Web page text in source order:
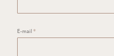
E-mail *